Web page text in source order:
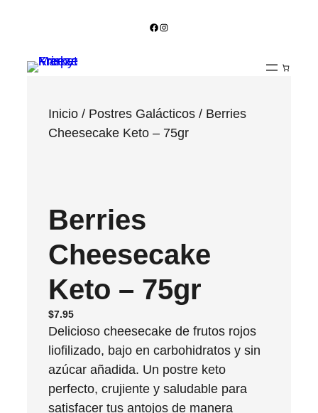
Facebook Instagram
Inicio / Postres Galácticos / Berries
Cheesecake Keto – 75gr
Berries
Cheesecake
Keto – 75gr
$7.95
Delicioso cheesecake de frutos rojos
liofilizado, bajo en carbohidratos y sin
azúcar añadida. Un postre keto
perfecto, crujiente y saludable para
satisfacer tus antojos de manera